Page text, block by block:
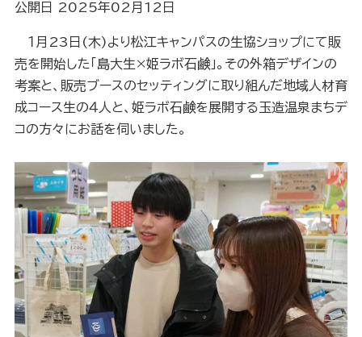
公開日 2025年02月12日
１月23日(木)より松江キャンパスの生協ショップにて販
売を開始した「島大生×姫ラボ石鹸」。その外箱デザインの
考案と、販売ブースのセッティングに取り組んだ地域人材育
成コース生の４人と、姫ラボ石鹸を展開する玉造温泉まちデ
コの方々にお話を伺いました。